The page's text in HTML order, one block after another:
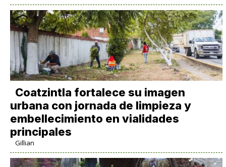
Coatzintla fortalece su imagen
urbana con jornada de limpieza y
embellecimiento en vialidades
principales
Gillian